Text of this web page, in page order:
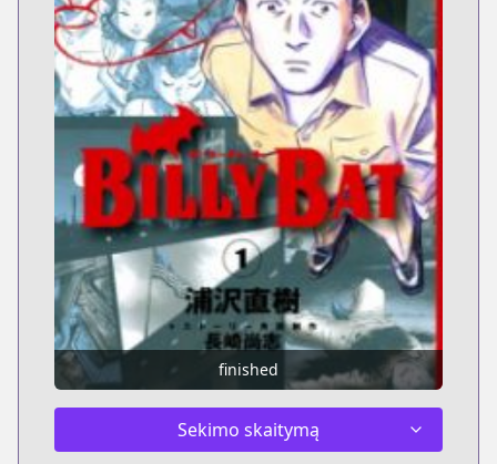
finished
Sekimo skaitymą